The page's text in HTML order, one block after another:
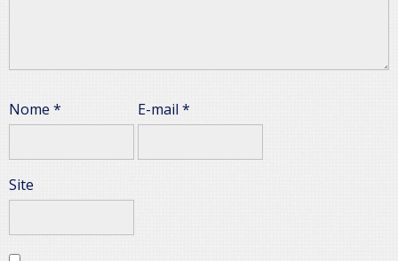
Nome * E-mail *
Site